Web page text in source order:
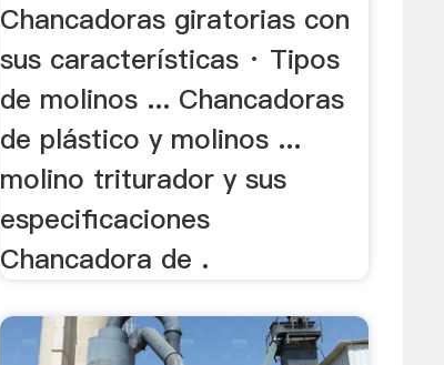
Chancadoras giratorias con
sus características · Tipos
de molinos ... Chancadoras
de plástico y molinos ...
molino triturador y sus
especificaciones
Chancadora de .